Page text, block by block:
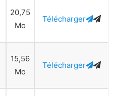
20,75
Mo
Télécharger
15,56
Mo
Télécharger